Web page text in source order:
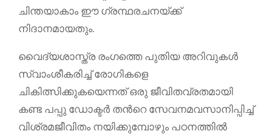
ചിന്തയാകാം ഈ ഗ്രന്ഥരചനയ്ക്ക്
നിദാനമായതും.
വൈദ്യശാസ്ത്ര രംഗത്തെ പുതിയ അറിവുകൾ
സ്വാംശീകരിച്ച് രോഗികളെ
ചികിത്സിക്കുകയെന്നത് ഒരു ജീവിതവ്രതമായി
കണ്ട പപ്പു ഡോക്ടർ തന്‍റെ സേവനമവസാനിപ്പിച്ച്
വിശ്രമജീവിതം നയിക്കുമ്പോഴും പഠനത്തിൽ